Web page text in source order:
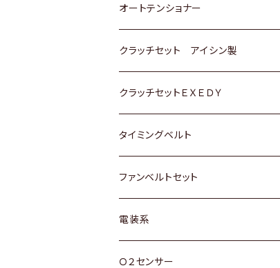
スバル
三菱
スバル
三菱
スバル
いすゞ
ダイハツ
マツダ
三菱
スバル
日野
GOLF
ＷＡＧＥＮ
アストロ（シボレー）
クライスラー
ＷＡＧＥＮ
ＶＯＬＶＯ
ホンダ
スズキ
日産
ダイハツ
マツダ
三菱
スバル
スズキ
ダイハツ
日産
ホンダ
マツダ
オートテンショナー
トヨタ
クラッチセット アイシン製
ホンダ
スズキ
ダイハツ
マツダ
三菱
クラッチセットＥＸＥＤＹ
ホンダ
スズキ
日産
ダイハツ
タイミングベルト
トヨタ
スズキ
ダイハツ
ファンベルトセット
トヨタ
ホンダ
電装系
Ｏ２センサー